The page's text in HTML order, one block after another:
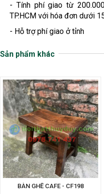
- Tính phí giao từ
TP.HCM với hóa đơn dưới
- Hỗ trợ phí giao ở tỉnh
Sản phẩm khác
BÀN GHẾ CAFE - CF198